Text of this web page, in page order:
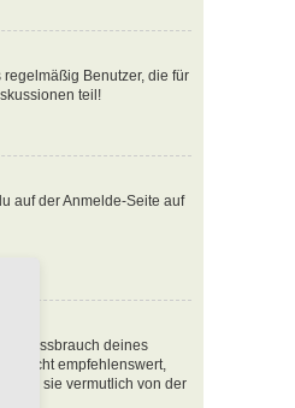
Benutzer, die für
teil!
auf der Anmelde-Seite auf
Missbrauch deines
nicht empfehlenswert,
sie vermutlich von der